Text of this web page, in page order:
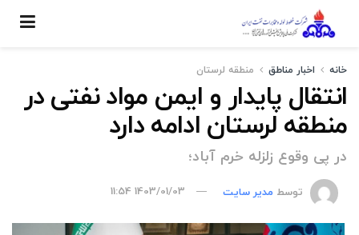
خانه اخبار مناطق منطقه لرستان
انتقال پایدار و ایمن مواد نفتی در
منطقه لرستان ادامه دارد
در پی وقوع زلزله خرم آباد؛
توسط مدیر سایت 1403/01/03 11:54